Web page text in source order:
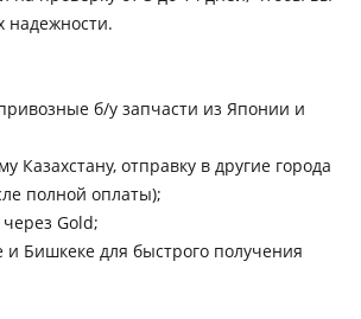
надежности.
б/у запчасти из Японии и
Казахстану, отправку в другие города
полной оплаты);
Gold;
и Бишкеке для быстрого получения